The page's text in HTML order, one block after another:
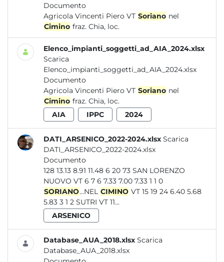
Documento
Agricola Vincenti Piero VT Soriano nel
Cimino fraz. Chia, loc.
Elenco_impianti_soggetti_ad_AIA_2024.xlsx
Scarica
Elenco_impianti_soggetti_ad_AIA_2024.xlsx
Documento
Agricola Vincenti Piero VT Soriano nel
Cimino fraz. Chia, loc.
AIA
IPPC 2024
DATI_ARSENICO_2022-2024.xlsx Scarica
DATI_ARSENICO_2022-2024.xlsx
Documento
128 13.13 8.91 11.48 6 20 73 SAN LORENZO
NUOVO VT 6 7 6 7.33 7.00 7.33 1 1 0
SORIANO...NEL CIMINO VT 15 19 24 6.40 5.68
5.83 3 1 2 SUTRI VT 11...
ARSENICO
Database_AUA_2018.xlsx Scarica
Database_AUA_2018.xlsx